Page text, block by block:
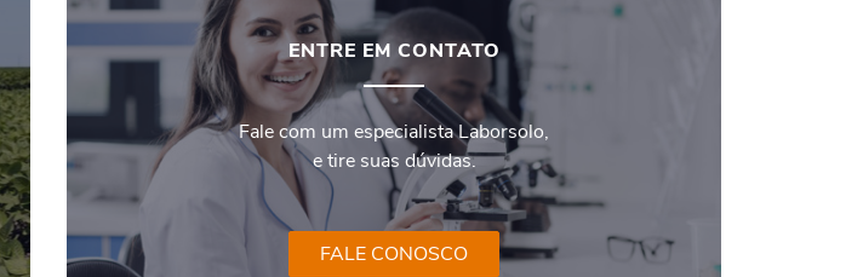
ENTRE EM CONTATO
Fale com um especialista Laborsolo,
e tire suas dúvidas.
FALE CONOSCO